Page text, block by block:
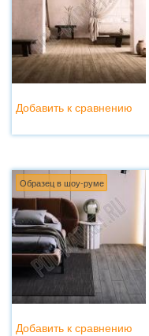
Добавить к сравнению
Образец в шоу-руме
Добавить к сравнению